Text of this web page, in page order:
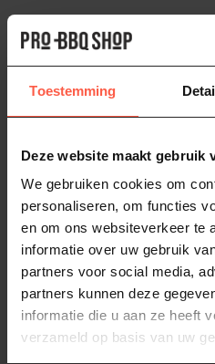
Toestemming
Deze website maakt gebruik
We gebruiken cookies om
personaliseren, om functies
en om ons websiteverkeer te
informatie over uw gebruik
partners voor social media,
partners kunnen deze
informatie die u aan ze heeft
verzameld op basis van uw
BBQ Tang
Ontdek de onmisbare Grill
RV...
19,95